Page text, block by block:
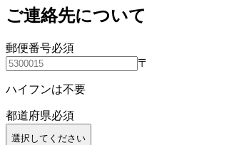
ご連絡先について
郵便番号必須
〒
ハイフンは不要
都道府県必須
選択してください